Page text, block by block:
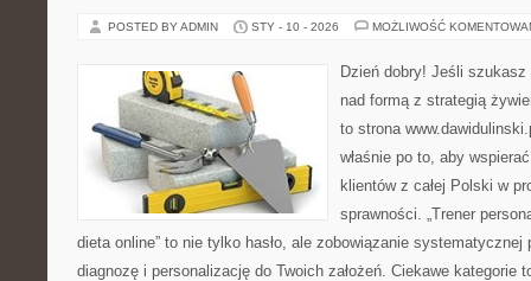
POSTED BY ADMIN STY - 10 - 2026 MOŻLIWOŚĆ
Dzień dobry! Jeśli
nad formą z strategią
to strona
właśnie po to, aby
klientów z całej Polski w
sprawności. „Trener
dieta online” to nie tylko hasło, ale zobowiązanie systematycznej
diagnozę i personalizację do Twoich założeń. Ciekawe kategorie